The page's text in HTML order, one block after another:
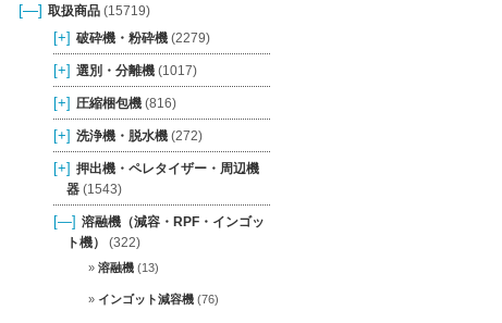
[—] 取扱商品(15719)
[+] 破砕機・粉砕機(2279)
[+] 選別・分離機(1017)
[+] 圧縮梱包機(816)
[+] 洗浄機・脱水機(272)
[+] 押出機・ペレタイザー・周辺機
器(1543)
[—] 溶融機（減容・RPF・インゴッ
ト機）
(322)
溶融機(13)
インゴット減容機(76)